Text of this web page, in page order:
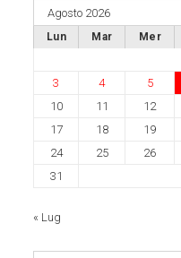
Agosto 2026
Lun Mar Mer
3
4 5
10
11 12
17
18 19
24
25 26
31
« Lug